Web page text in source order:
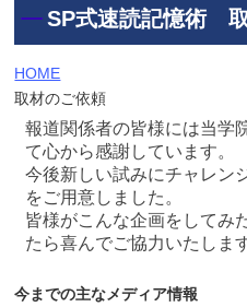
SP式速読記憶術
HOME
取材のご依頼
報道関係者の皆様には当学
て心から感謝しています。
今後新しい試みにチャレン
をご用意しました。
皆様がこんな企画をしてみ
たら喜んでご協力いたしま
今までの主なメディア情報